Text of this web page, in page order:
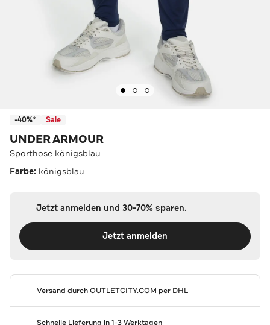
-40%* Sale
UNDER ARMOUR
Sporthose königsblau
Farbe: königsblau
Jetzt anmelden und 30-70% sparen.
Jetzt anmelden
Versand durchOUTLETCITY.COM per DHL
Schnelle Lieferung in 1-3 Werktagen